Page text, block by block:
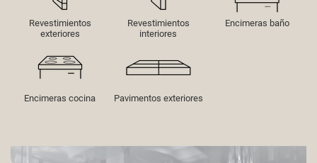
Revestimientos
exteriores
Revestimientos
interiores
Encimeras baño
Encimeras cocina Pavimentos exteriores